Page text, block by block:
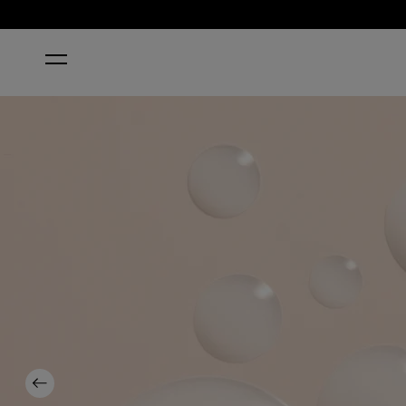
Previous